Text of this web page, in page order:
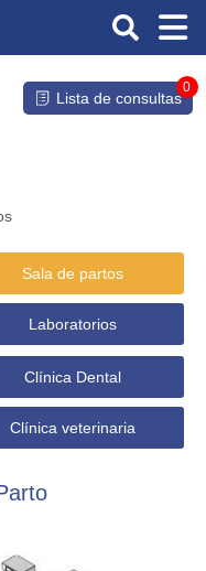
Lista de consultas
0
Sala de partos
Laboratorios
Clínica Dental
Clínica veterinaria